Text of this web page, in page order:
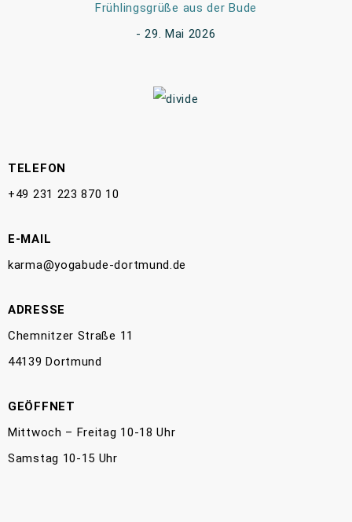
Frühlingsgrüße aus der Bude
29. Mai 2026
TELEFON
+49 231 223 870 10
E-MAIL
karma@yogabude-dortmund.de
ADRESSE
Chemnitzer Straße 11
44139 Dortmund
GEÖFFNET
Mittwoch – Freitag 10-18 Uhr
Samstag 10-15 Uhr